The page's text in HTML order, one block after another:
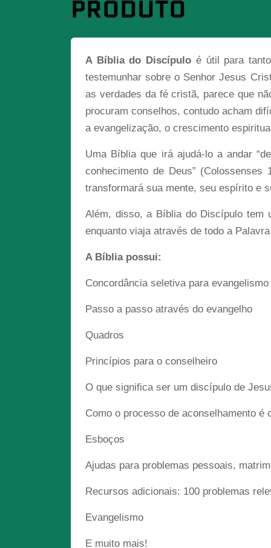
PRODUTO
A Bíblia do Discípulo é útil para
testemunhar sobre o Senhor Jesus
as verdades da fé cristã, parece que
procuram conselhos, contudo acham
a evangelização, o crescimento
Uma Bíblia que irá ajudá-lo a andar
conhecimento de Deus”
transformará sua mente, seu espírito e
Além, disso, a Bíblia do Discípulo tem
enquanto viaja através de todo a
A Bíblia possui:
Concordância seletiva para
Passo a passo através do evangelho
Quadros
Princípios para o conselheiro
O que significa ser um discípulo de
Como o processo de aconselhamento é
Esboços
Ajudas para problemas pessoais,
Recursos adicionais: 100 problemas
Evangelismo
E muito mais!